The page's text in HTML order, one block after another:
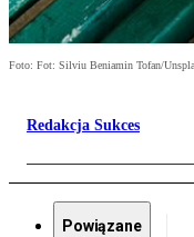
Foto: Fot: Silviu Beniamin Tofan/
Redakcja Sukces
Powiązane